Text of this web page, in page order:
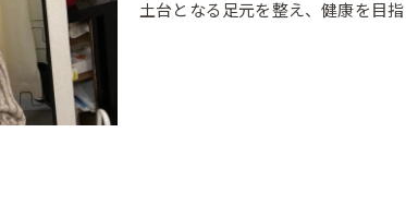
土台となる足元を整え、健康を目